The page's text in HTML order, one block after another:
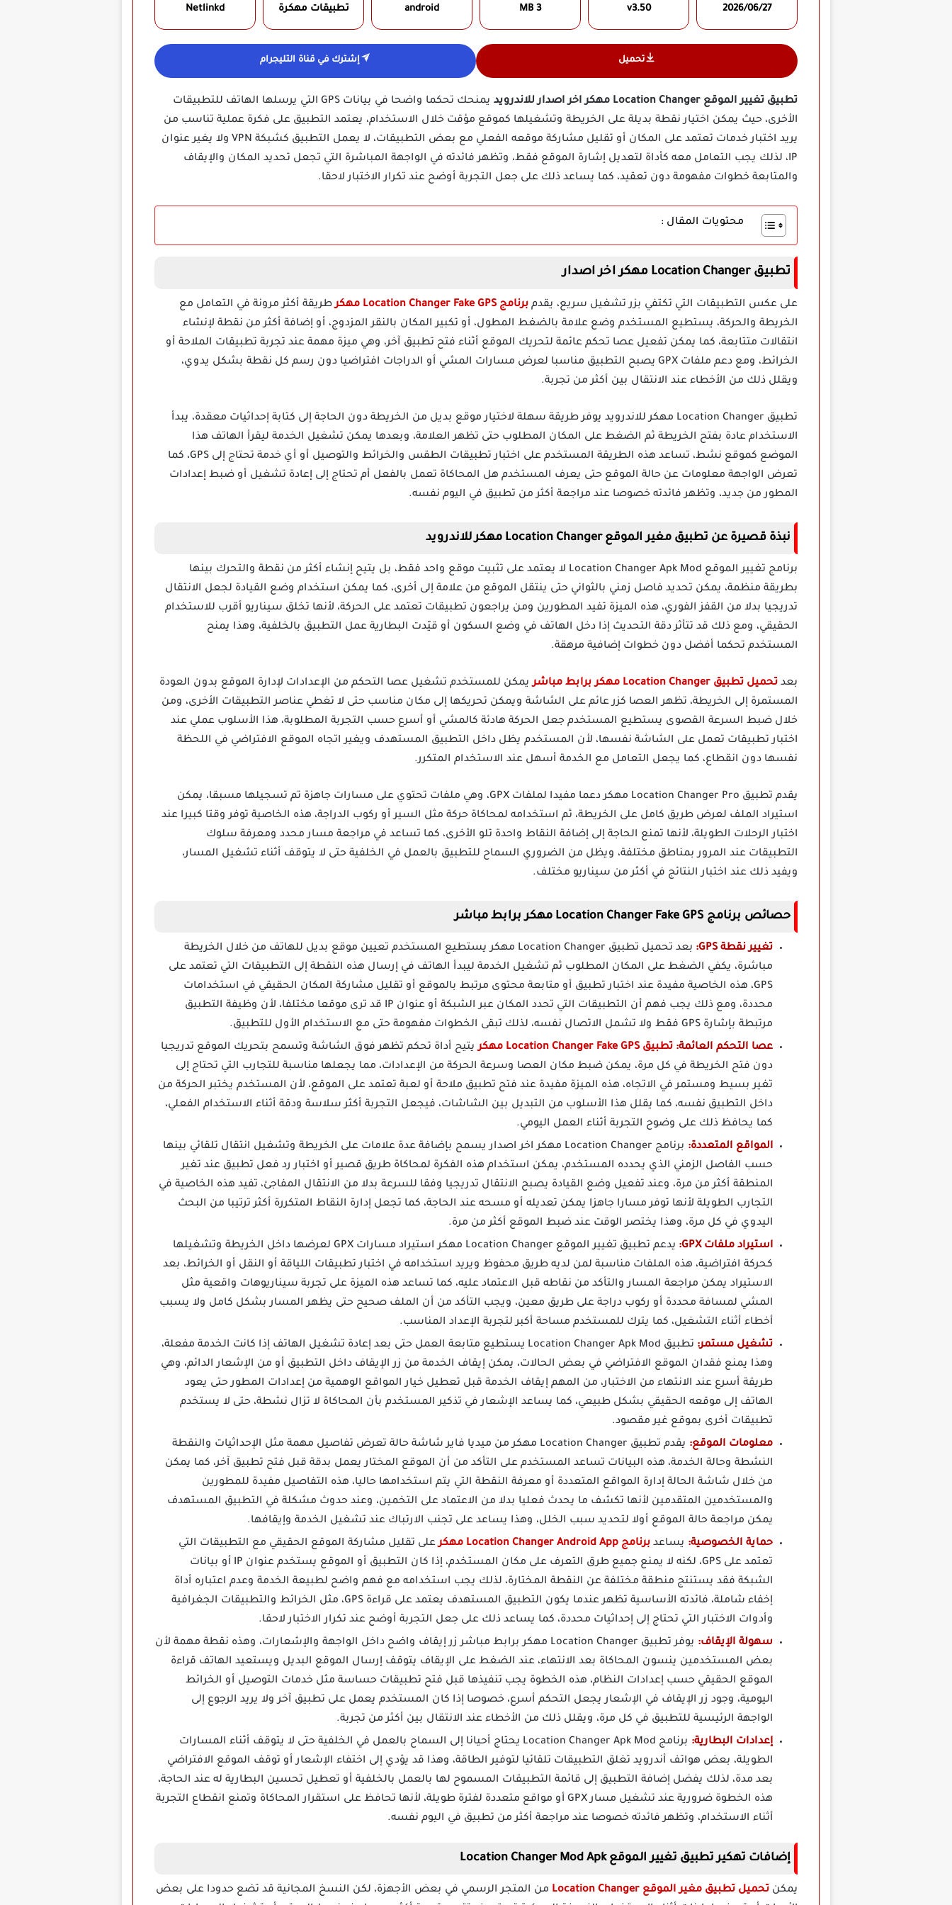
2026/06/27
v3.50
3 MB
android تطبيقات مهكرة Netlinkd‏
تحميل إشترك في قناة التليجرام
تطبيق تغيير الموقع Location Changer مهكر اخر اصدار للاندرويد
يمنحك تحكما واضحا في بيانات GPS التي يرسلها الهاتف للتطبيقات
الأخرى، حيث يمكن اختيار نقطة بديلة على الخريطة وتشغيلها كموقع مؤقت خلال الاستخدام، يعتمد التطبيق على فكرة عملية تناسب من
يريد اختبار خدمات تعتمد على المكان أو تقليل مشاركة موقعه الفعلي مع بعض التطبيقات، لا يعمل التطبيق كشبكة VPN ولا يغير عنوان
IP، لذلك يجب التعامل معه كأداة لتعديل إشارة الموقع فقط، وتظهر فائدته في الواجهة المباشرة التي تجعل تحديد المكان والإيقاف
والمتابعة خطوات مفهومة دون تعقيد، كما يساعد ذلك على جعل التجربة أوضح عند تكرار الاختبار لاحقا.
محتويات المقال :
تطبيق Location Changer مهكر اخر اصدار
على عكس التطبيقات التي تكتفي بزر تشغيل سريع، يقدم برنامج Location Changer Fake GPS مهكر
طريقة أكثر مرونة في التعامل مع
الخريطة والحركة، يستطيع المستخدم وضع علامة بالضغط المطول، أو تكبير المكان بالنقر المزدوج، أو إضافة أكثر من نقطة لإنشاء
انتقالات متتابعة، كما يمكن تفعيل عصا تحكم عائمة لتحريك الموقع أثناء فتح تطبيق آخر، وهي ميزة مهمة عند تجربة تطبيقات الملاحة أو
الخرائط، ومع دعم ملفات GPX يصبح التطبيق مناسبا لعرض مسارات المشي أو الدراجات افتراضيا دون رسم كل نقطة بشكل يدوي،
ويقلل ذلك من الأخطاء عند الانتقال بين أكثر من تجربة.
تطبيق Location Changer مهكر للاندرويد يوفر طريقة سهلة لاختيار موقع بديل من الخريطة دون الحاجة إلى كتابة إحداثيات معقدة، يبدأ
الاستخدام عادة بفتح الخريطة ثم الضغط على المكان المطلوب حتى تظهر العلامة، وبعدها يمكن تشغيل الخدمة ليقرأ الهاتف هذا
الموضع كموقع نشط، تساعد هذه الطريقة المستخدم على اختبار تطبيقات الطقس والخرائط والتوصيل أو أي خدمة تحتاج إلى GPS، كما
تعرض الواجهة معلومات عن حالة الموقع حتى يعرف المستخدم هل المحاكاة تعمل بالفعل أم تحتاج إلى إعادة تشغيل أو ضبط إعدادات
المطور من جديد، وتظهر فائدته خصوصا عند مراجعة أكثر من تطبيق في اليوم نفسه.
نبذة قصيرة عن تطبيق مغير الموقع Location Changer مهكر للاندرويد
برنامج تغيير الموقع Location Changer Apk Mod لا يعتمد على تثبيت موقع واحد فقط، بل يتيح إنشاء أكثر من نقطة والتحرك بينها
بطريقة منظمة، يمكن تحديد فاصل زمني بالثواني حتى ينتقل الموقع من علامة إلى أخرى، كما يمكن استخدام وضع القيادة لجعل الانتقال
تدريجيا بدلا من القفز الفوري، هذه الميزة تفيد المطورين ومن يراجعون تطبيقات تعتمد على الحركة، لأنها تخلق سيناريو أقرب للاستخدام
الحقيقي، ومع ذلك قد تتأثر دقة التحديث إذا دخل الهاتف في وضع السكون أو قيّدت البطارية عمل التطبيق بالخلفية، وهذا يمنح
المستخدم تحكما أفضل دون خطوات إضافية مرهقة.
بعد تحميل تطبيق Location Changer مهكر برابط مباشر
يمكن للمستخدم تشغيل عصا التحكم من الإعدادات لإدارة الموقع بدون العودة
المستمرة إلى الخريطة، تظهر العصا كزر عائم على الشاشة ويمكن تحريكها إلى مكان مناسب حتى لا تغطي عناصر التطبيقات الأخرى، ومن
خلال ضبط السرعة القصوى يستطيع المستخدم جعل الحركة هادئة كالمشي أو أسرع حسب التجربة المطلوبة، هذا الأسلوب عملي عند
اختبار تطبيقات تعمل على الشاشة نفسها، لأن المستخدم يظل داخل التطبيق المستهدف ويغير اتجاه الموقع الافتراضي في اللحظة
نفسها دون انقطاع، كما يجعل التعامل مع الخدمة أسهل عند الاستخدام المتكرر.
يقدم تطبيق Location Changer Pro مهكر دعما مفيدا لملفات GPX، وهي ملفات تحتوي على مسارات جاهزة تم تسجيلها مسبقا، يمكن
استيراد الملف لعرض طريق كامل على الخريطة، ثم استخدامه لمحاكاة حركة مثل السير أو ركوب الدراجة، هذه الخاصية توفر وقتا كبيرا عند
اختبار الرحلات الطويلة، لأنها تمنع الحاجة إلى إضافة النقاط واحدة تلو الأخرى، كما تساعد في مراجعة مسار محدد ومعرفة سلوك
التطبيقات عند المرور بمناطق مختلفة، ويظل من الضروري السماح للتطبيق بالعمل في الخلفية حتى لا يتوقف أثناء تشغيل المسار،
ويفيد ذلك عند اختبار النتائج في أكثر من سيناريو مختلف.
حصائص برنامج Location Changer Fake GPS مهكر برابط مباشر
تغيير نقطة GPS:
بعد تحميل تطبيق Location Changer مهكر يستطيع المستخدم تعيين موقع بديل للهاتف من خلال الخريطة
مباشرة، يكفي الضغط على المكان المطلوب ثم تشغيل الخدمة ليبدأ الهاتف في إرسال هذه النقطة إلى التطبيقات التي تعتمد على
GPS، هذه الخاصية مفيدة عند اختبار تطبيق أو متابعة محتوى مرتبط بالموقع أو تقليل مشاركة المكان الحقيقي في استخدامات
محددة، ومع ذلك يجب فهم أن التطبيقات التي تحدد المكان عبر الشبكة أو عنوان IP قد ترى موقعا مختلفا، لأن وظيفة التطبيق
مرتبطة بإشارة GPS فقط ولا تشمل الاتصال نفسه، لذلك تبقى الخطوات مفهومة حتى مع الاستخدام الأول للتطبيق.
عصا التحكم العائمة: تطبيق Location Changer Fake GPS مهكر
يتيح أداة تحكم تظهر فوق الشاشة وتسمح بتحريك الموقع تدريجيا
دون فتح الخريطة في كل مرة، يمكن ضبط مكان العصا وسرعة الحركة من الإعدادات، مما يجعلها مناسبة للتجارب التي تحتاج إلى
تغير بسيط ومستمر في الاتجاه، هذه الميزة مفيدة عند فتح تطبيق ملاحة أو لعبة تعتمد على الموقع، لأن المستخدم يختبر الحركة من
داخل التطبيق نفسه، كما يقلل هذا الأسلوب من التبديل بين الشاشات، فيجعل التجربة أكثر سلاسة ودقة أثناء الاستخدام الفعلي،
كما يحافظ ذلك على وضوح التجربة أثناء العمل اليومي.
المواقع المتعددة:
برنامج Location Changer مهكر اخر اصدار يسمح بإضافة عدة علامات على الخريطة وتشغيل انتقال تلقائي بينها
حسب الفاصل الزمني الذي يحدده المستخدم، يمكن استخدام هذه الفكرة لمحاكاة طريق قصير أو اختبار رد فعل تطبيق عند تغير
المنطقة أكثر من مرة، وعند تفعيل وضع القيادة يصبح الانتقال تدريجيا وفقا للسرعة بدلا من الانتقال المفاجئ، تفيد هذه الخاصية في
التجارب الطويلة لأنها توفر مسارا جاهزا يمكن تعديله أو مسحه عند الحاجة، كما تجعل إدارة النقاط المتكررة أكثر ترتيبا من البحث
اليدوي في كل مرة، وهذا يختصر الوقت عند ضبط الموقع أكثر من مرة.
استيراد ملفات GPX:
يدعم تطبيق تغيير الموقع Location Changer مهكر استيراد مسارات GPX لعرضها داخل الخريطة وتشغيلها
كحركة افتراضية، هذه الملفات مناسبة لمن لديه طريق محفوظ ويريد استخدامه في اختبار تطبيقات اللياقة أو النقل أو الخرائط، بعد
الاستيراد يمكن مراجعة المسار والتأكد من نقاطه قبل الاعتماد عليه، كما تساعد هذه الميزة على تجربة سيناريوهات واقعية مثل
المشي لمسافة محددة أو ركوب دراجة على طريق معين، ويجب التأكد من أن الملف صحيح حتى يظهر المسار بشكل كامل ولا يسبب
أخطاء أثناء التشغيل، كما يترك للمستخدم مساحة أكبر لتجربة الإعداد المناسب.
تشغيل مستمر:
تطبيق Location Changer Apk Mod يستطيع متابعة العمل حتى بعد إعادة تشغيل الهاتف إذا كانت الخدمة مفعلة،
وهذا يمنع فقدان الموقع الافتراضي في بعض الحالات، يمكن إيقاف الخدمة من زر الإيقاف داخل التطبيق أو من الإشعار الدائم، وهي
طريقة أسرع عند الانتهاء من الاختبار، من المهم إيقاف الخدمة قبل تعطيل خيار المواقع الوهمية من إعدادات المطور حتى يعود
الهاتف إلى موقعه الحقيقي بشكل طبيعي، كما يساعد الإشعار في تذكير المستخدم بأن المحاكاة لا تزال نشطة، حتى لا يستخدم
تطبيقات أخرى بموقع غير مقصود.
معلومات الموقع:
يقدم تطبيق Location Changer مهكر من ميديا فاير شاشة حالة تعرض تفاصيل مهمة مثل الإحداثيات والنقطة
النشطة وحالة الخدمة، هذه البيانات تساعد المستخدم على التأكد من أن الموقع المختار يعمل بدقة قبل فتح تطبيق آخر، كما يمكن
من خلال شاشة الحالة إدارة المواقع المتعددة أو معرفة النقطة التي يتم استخدامها حاليا، هذه التفاصيل مفيدة للمطورين
والمستخدمين المتقدمين لأنها تكشف ما يحدث فعليا بدلا من الاعتماد على التخمين، وعند حدوث مشكلة في التطبيق المستهدف
يمكن مراجعة حالة الموقع أولا لتحديد سبب الخلل، وهذا يساعد على تجنب الارتباك عند تشغيل الخدمة وإيقافها.
حماية الخصوصية: يساعد برنامج Location Changer Android App مهكر
على تقليل مشاركة الموقع الحقيقي مع التطبيقات التي
تعتمد على GPS، لكنه لا يمنع جميع طرق التعرف على مكان المستخدم، إذا كان التطبيق أو الموقع يستخدم عنوان IP أو بيانات
الشبكة فقد يستنتج منطقة مختلفة عن النقطة المختارة، لذلك يجب استخدامه مع فهم واضح لطبيعة الخدمة وعدم اعتباره أداة
إخفاء شاملة، فائدته الأساسية تظهر عندما يكون التطبيق المستهدف يعتمد على قراءة GPS، مثل الخرائط والتطبيقات الجغرافية
وأدوات الاختبار التي تحتاج إلى إحداثيات محددة، كما يساعد ذلك على جعل التجربة أوضح عند تكرار الاختبار لاحقا.
سهولة الإيقاف:
يوفر تطبيق Location Changer مهكر برابط مباشر زر إيقاف واضح داخل الواجهة والإشعارات، وهذه نقطة مهمة لأن
بعض المستخدمين ينسون المحاكاة بعد الانتهاء، عند الضغط على الإيقاف يتوقف إرسال الموقع البديل ويستعيد الهاتف قراءة
الموقع الحقيقي حسب إعدادات النظام، هذه الخطوة يجب تنفيذها قبل فتح تطبيقات حساسة مثل خدمات التوصيل أو الخرائط
اليومية، وجود زر الإيقاف في الإشعار يجعل التحكم أسرع، خصوصا إذا كان المستخدم يعمل على تطبيق آخر ولا يريد الرجوع إلى
الواجهة الرئيسية للتطبيق في كل مرة، ويقلل ذلك من الأخطاء عند الانتقال بين أكثر من تجربة.
إعدادات البطارية:
برنامج Location Changer Apk Mod يحتاج أحيانا إلى السماح بالعمل في الخلفية حتى لا يتوقف أثناء المسارات
الطويلة، بعض هواتف أندرويد تغلق التطبيقات تلقائيا لتوفير الطاقة، وهذا قد يؤدي إلى اختفاء الإشعار أو توقف الموقع الافتراضي
بعد مدة، لذلك يفضل إضافة التطبيق إلى قائمة التطبيقات المسموح لها بالعمل بالخلفية أو تعطيل تحسين البطارية له عند الحاجة،
هذه الخطوة ضرورية عند تشغيل مسار GPX أو مواقع متعددة لفترة طويلة، لأنها تحافظ على استقرار المحاكاة وتمنع انقطاع التجربة
أثناء الاستخدام، وتظهر فائدته خصوصا عند مراجعة أكثر من تطبيق في اليوم نفسه.
إضافات تهكير تطبيق تغيير الموقع Location Changer Mod Apk
يمكن تحميل تطبيق مغير الموقع Location Changer
من المتجر الرسمي في بعض الأجهزة، لكن النسخ المجانية قد تضع حدودا على بعض